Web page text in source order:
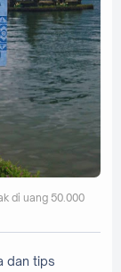
di uang 50.000
dan tips